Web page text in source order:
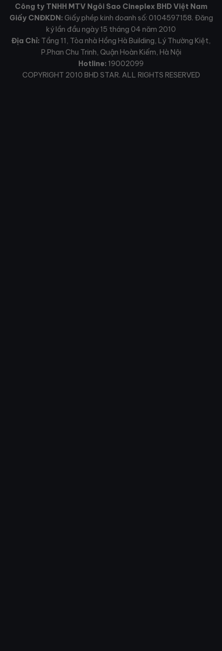
Công ty TNHH MTV Ngôi Sao Cineplex BHD Việt Nam
Giấy CNĐKDN: Giấy phép kinh doanh số: 0104597158. Đăng
ký lần đầu ngày 15 tháng 04 năm 2010
Địa Chỉ: Tầng 11, Tòa nhà Hồng Hà Building, Lý Thường Kiệt,
P.Phan Chu Trinh, Quận Hoàn Kiếm, Hà Nội
Hotline: 19002099
COPYRIGHT 2010 BHD STAR. ALL RIGHTS RESERVED